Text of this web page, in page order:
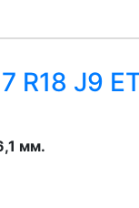
R18 J9
мм.